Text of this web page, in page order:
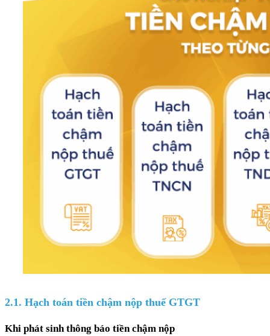
2.1. Hạch toán tiền chậm nộp thuế GTGT
Khi phát sinh thông báo tiền chậm nộp